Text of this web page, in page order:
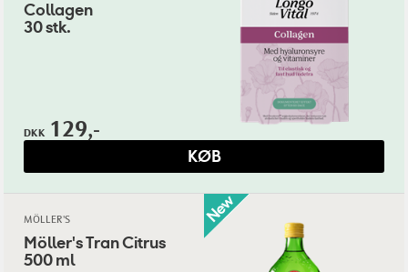
Collagen
30 stk.
DKK 129,-
KØB
MÖLLER'S
Möller's Tran Citrus
500 ml